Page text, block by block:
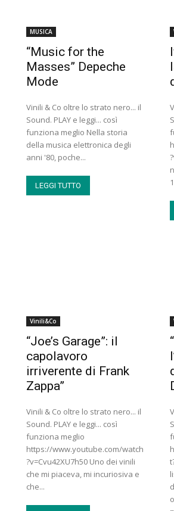
MUSICA
“Music for the
Masses” Depeche
Mode
Vinili & Co oltre lo strato nero... il
Sound. PLAY e leggi... così
funziona meglio Nella storia
della musica elettronica degli
anni '80, poche...
LEGGI TUTTO
Vinili&Co
“Joe’s Garage”: il
capolavoro
irriverente di Frank
Zappa”
Vinili & Co oltre lo strato nero... il
Sound. PLAY e leggi... così
funziona meglio
https://www.youtube.com/watch
?v=Cvu42XU7h50 Uno dei vinili
che mi piaceva, mi incuriosiva e
che...